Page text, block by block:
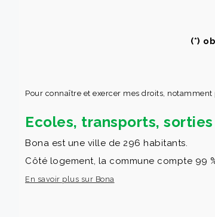
(*)
Pour connaître et exercer mes droits,
Ecoles, transports,
Bona est une ville de 296 habitants.
Côté logement, la commune compte 99
En savoir plus sur Bona